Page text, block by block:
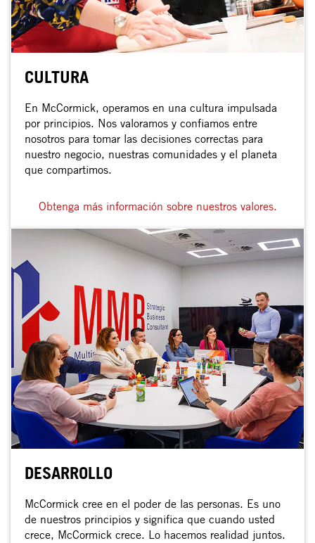
CULTURA
En McCormick, operamos en una cultura impulsada
por principios. Nos valoramos y confiamos entre
nosotros para tomar las decisiones correctas para
nuestro negocio, nuestras comunidades y el planeta
que compartimos.
Obtenga más información sobre nuestros valores.
DESARROLLO
McCormick cree en el poder de las personas. Es uno
de nuestros principios y significa que cuando usted
crece, McCormick crece. Lo hacemos realidad juntos.